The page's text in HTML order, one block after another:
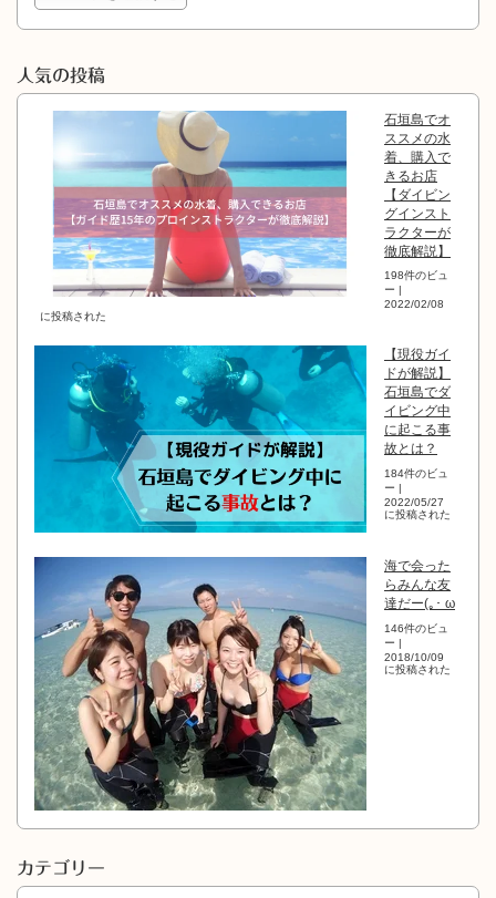
人気の投稿
石垣島でオ
ススメの水
着、購入で
きるお店
【ダイビン
グインスト
ラクターが
徹底解説】
198件のビュ
ー
2022/02/08
に投稿された
【現役ガイ
ドが解説】
石垣島でダ
イビング中
に起こる事
故とは？
184件のビュ
ー |
2022/05/27
に投稿された
海で会った
らみんな友
達だー(｡･ ω
146件のビュ
ー |
2018/10/09
に投稿された
カテゴリー